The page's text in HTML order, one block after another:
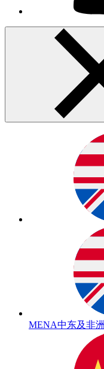
MENA中东及非洲